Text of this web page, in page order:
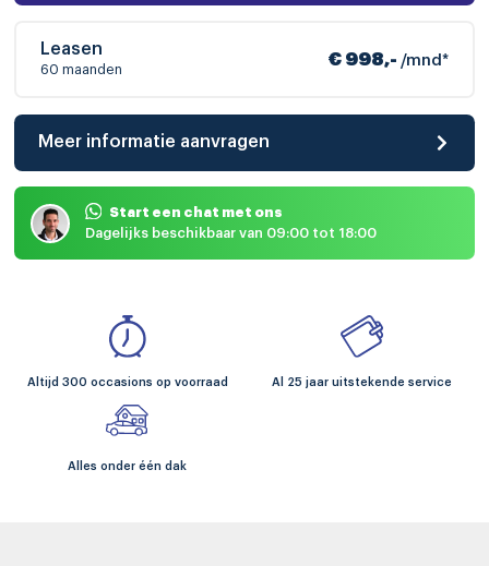
Leasen
60 maanden
€ 998,- /mnd*
Meer informatie aanvragen
Start een chat met ons
Dagelijks beschikbaar van 09:00 tot 18:00
Altijd 300 occasions op voorraad Al 25 jaar uitstekende service
Alles onder één dak